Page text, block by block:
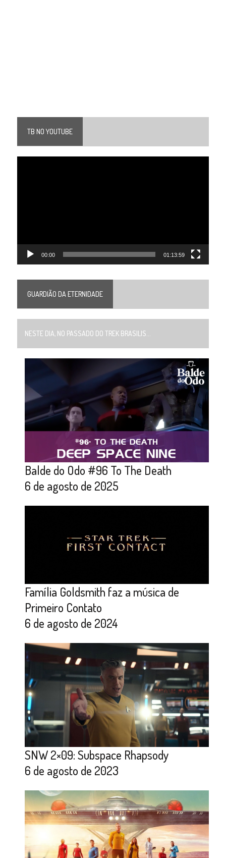
TB NO YOUTUBE
00:00 01:13:59
GUARDIÃO DA ETERNIDADE
NESTE DIA, NO PASSADO DO TREK BRASILIS...
Balde do Odo #96 To The Death
6 de agosto de 2025
Família Goldsmith faz a música de
Primeiro Contato
6 de agosto de 2024
SNW 2×09: Subspace Rhapsody
6 de agosto de 2023